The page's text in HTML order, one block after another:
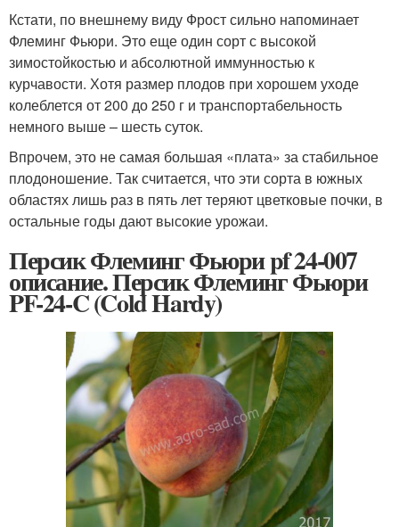
Кстати, по внешнему виду Фрост сильно напоминает
Флеминг Фьюри. Это еще один сорт с высокой
зимостойкостью и абсолютной иммунностью к
курчавости. Хотя размер плодов при хорошем уходе
колеблется от 200 до 250 г и транспортабельность
немного выше – шесть суток.
Впрочем, это не самая большая «плата» за стабильное
плодоношение. Так считается, что эти сорта в южных
областях лишь раз в пять лет теряют цветковые почки, в
остальные годы дают высокие урожаи.
Персик Флеминг Фьюри pf 24-007
описание. Персик Флеминг Фьюри
PF-24-C (Cold Hardy)